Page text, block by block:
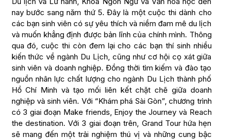
nay bước sang năm thứ 5. Đây là một cuộc thi dành cho
các bạn sinh viên có sự yêu thích và niềm đam mê du lịch
và muốn khẳng định được bản lĩnh của chính mình. Thông
qua đó, cuộc thi còn đem lại cho các bạn thí sinh nhiều
kiến thức về ngành Du Lịch, cũng như cơ hội cọ xát giữa
sinh viên và doanh nghiệp. Đồng thời tìm kiếm và đào tạo
nguồn nhân lực chất lượng cho ngành Du Lịch thành phố
Hồ Chí Minh và tạo mối liên kết chặt chẽ giữa doanh
nghiệp và sinh viên. Với “Khám phá Sài Gòn”, chương trình
có 3 giai đoạn Make friends, Enjoy the Journey và Reach
the destination. Với 3 giai đoạn trên, Grand Tour hứa hẹn
sẽ mang đến một trải nghiệm thú vị và những cung bậc